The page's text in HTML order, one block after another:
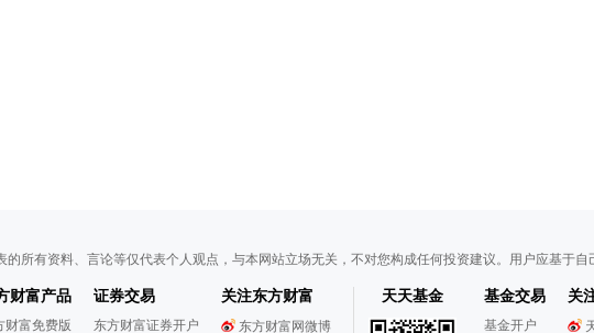
的所有资料、言论等仅代表个人观点，与本网站立场无关，不对您构成任何投资建议。用户应基于自
财富产品
财富免费版
证券交易
东方财富证券开户
关注东方财富
东方财富网微博
天天基金 基金交易
基金开户
关